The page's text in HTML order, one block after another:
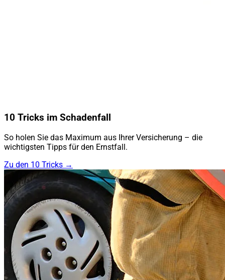
10 Tricks im Schadenfall
So holen Sie das Maximum aus Ihrer Versicherung – die
wichtigsten Tipps für den Ernstfall.
Zu den 10 Tricks →